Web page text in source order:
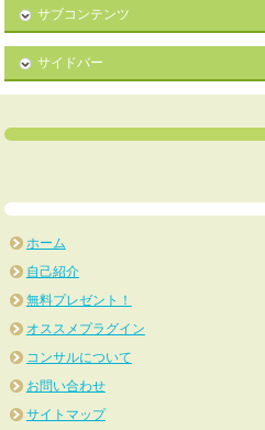
サブコンテンツ
サイドバー
ホーム
自己紹介
無料プレゼント！
オススメプラグイン
コンサルについて
お問い合わせ
サイトマップ